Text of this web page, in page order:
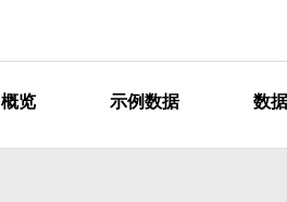
概览 示例数据 数